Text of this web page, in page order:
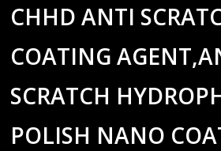
CHHD ANTI
COATING
SCRATCH
POLISH NANO